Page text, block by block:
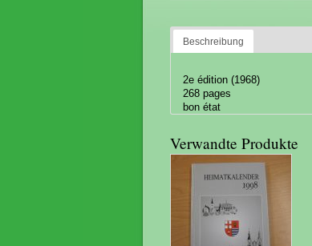
Beschreibung
2e édition (1968)
268 pages
bon état
Verwandte Produkte